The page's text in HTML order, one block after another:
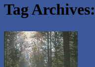
Tag Archives: